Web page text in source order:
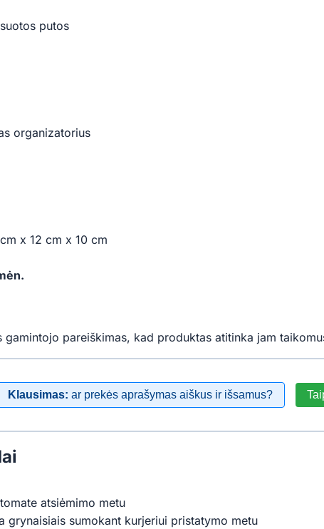
putos
organizatorius
x 12 cm x 10 cm
gamintojo pareiškimas, kad produktas atitinka jam
Klausimas: ar prekės aprašymas aiškus ir išsamus?
atsiėmimo metu
grynaisiais sumokant kurjeriui pristatymo metu